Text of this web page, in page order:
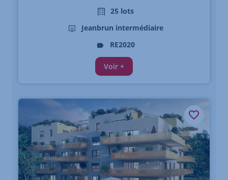
25 lots
Jeanbrun intermédiaire
RE2020
Voir +